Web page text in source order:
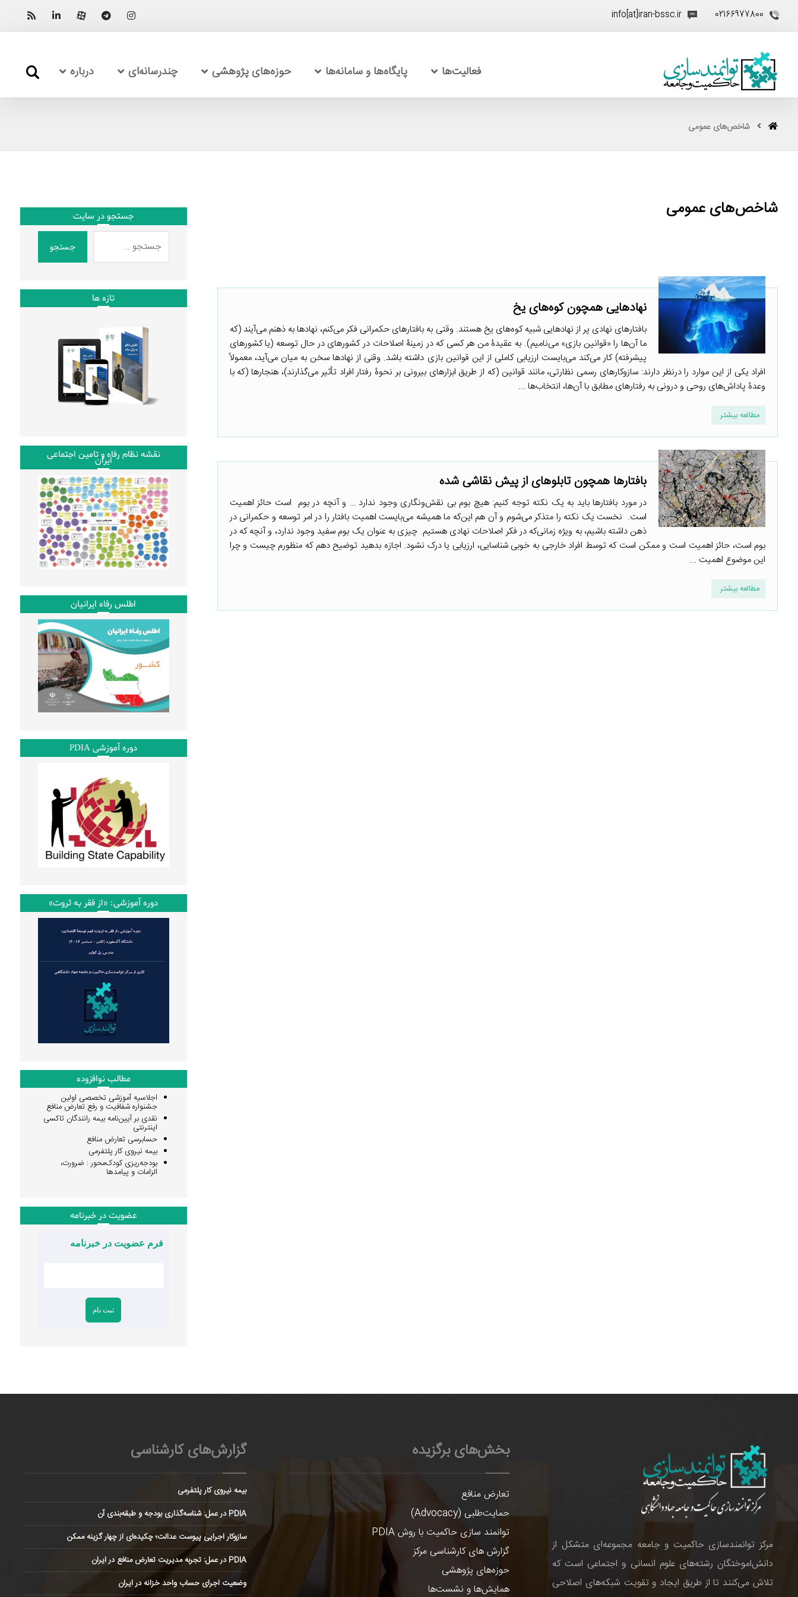
02166977800
info[at]iran-bssc.ir
فعالیت‌ها پایگاه‌ها و سامانه‌ها حوزه‌های پژوهشی چندرسانه‌ای درباره
شاخص‌های عمومی
شاخص‌های عمومی
نهادهایی همچون کوه‌های یخ
بافتارهای نهادی پر از نهادهایی شبیه کوه‌های یخ هستند. وقتی به بافتارهای حکمرانی فکر می‌کنم، نهادها به ذهنم می‌آیند (که
ما آن‌ها را «قوانین بازی» می‌نامیم). به عقیدۀ من هر کسی که در زمینۀ اصلاحات در کشورهای در حال توسعه (یا کشورهای
پیشرفته) کار می‌کند می‌بایست ارزیابی کاملی از این قوانین بازی داشته باشد. وقنی از نهادها سخن به میان می‌آید، معمولاً
افراد یکی از این موارد را درنظر دارند: سازوکارهای رسمی نظارتی، مانند قوانین (که از طریق ابزارهای بیرونی بر نحوۀ رفتار افراد تأثیر می‌گذارند)، هنجارها (که با
وعدۀ پاداش‌های روحی و درونی به رفتارهای مطابق با آن‌ها، انتخاب‌ها ...
مطالعه بیشتر
بافتارها همچون تابلوهای از پیش نقاشی شده
در مورد بافتارها باید به یک نکته توجه کنیم: هیچ بوم بی نقش‌ونگاری وجود ندارد … و آنچه در بوم است حائز اهمیت
است. نخست یک نکته را متذکر می‌شوم و آن هم این‌که ما همیشه می‌بایست اهمیت بافتار را در امر توسعه و حکمرانی در
ذهن داشته باشیم، به ویژه زمانی‌که در فکر اصلاحات نهادی هستیم. چیزی به عنوان یک بوم سفید وجود ندارد، و آنچه که در
بوم است، حائز اهمیت است و ممکن است که توسط افراد خارجی به خوبی شناسایی، ارزیابی یا درک نشود. اجازه بدهید توضیح دهم که منظورم چیست و چرا
این موضوع اهمیت ...
مطالعه بیشتر
جستجو در سایت
جستجو
تازه ها
نقشه نظام رفاه و تامین اجتماعی
ایران
اطلس رفاه ایرانیان
دوره آموزشی PDIA
دوره آموزشی: «از فقر به ثروت»
مطالب نوافزوده
اجلاسیه آموزشی تخصصی اولین
جشنواره شفافیت و رفع تعارض منافع
نقدی بر آیین‌نامه بیمه رانندگان تاکسی
اینترنتی
حسابرسی تعارض منافع
بیمه نیروی کار پلتفرمی
بودجه‌ریزی کودک‌محور : ضرورت،
الزامات و پیامدها
عضویت در خبرنامه
فرم عضویت در خبرنامه
مرکز توانمندسازی حاکمیت و جامعه مجموعه‌ای متشکل از
دانش‌اموختگان رشته‌های علوم انسانی و اجتماعی است که
تلاش می‌کنند تا از طریق ایجاد و تقویت شبکه‌های اصلاحی
بخش‌های برگزیده
تعارض منافع
حمایت‌طلبی (Advocacy)
توانمند سازی حاکمیت با روش PDIA
گزارش های کارشناسی مرکز
حوزه‌های پژوهشی
همایش‌ها و نشست‌ها
گزارش‌های کارشناسی
بیمه نیروی کار پلتفرمی
PDIA در عمل: شناسه‌گذاری بودجه و طبقه‌بندی آن
سازوکار اجرایی پیوست عدالت؛ چکیده‌ای از چهار گزینه ممکن
PDIA در عمل: تجربه مدیریت تعارض منافع در ایران
وضعیت اجرای حساب واحد خزانه در ایران